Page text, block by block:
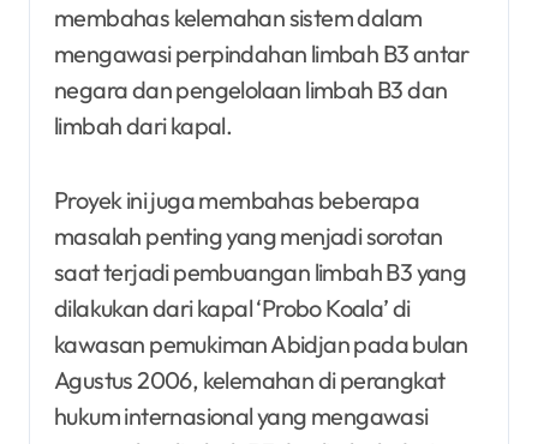
membahas kelemahan sistem dalam
mengawasi perpindahan limbah B3 antar
negara dan pengelolaan limbah B3 dan
limbah dari kapal.
Proyek ini juga membahas beberapa
masalah penting yang menjadi sorotan
saat terjadi pembuangan limbah B3 yang
dilakukan dari kapal ‘Probo Koala’ di
kawasan pemukiman Abidjan pada bulan
Agustus 2006, kelemahan di perangkat
hukum internasional yang mengawasi